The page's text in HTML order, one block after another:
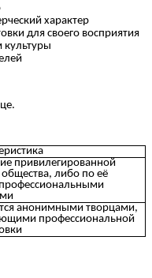
характер
для своего восприятия
культуры
привилегированной
общества, либо по её
профессиональными
анонимными творцами,
профессиональной